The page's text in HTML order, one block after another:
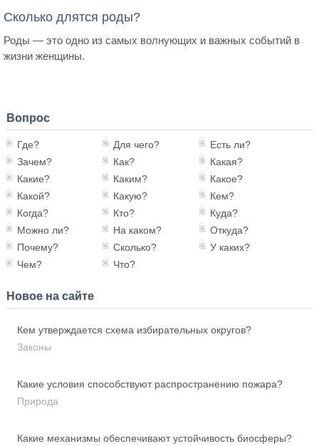
Сколько длятся роды?
Роды — это одно из самых волнующих и важных событий в
жизни женщины.
Вопрос
Где? Для чего?
Есть ли?
Зачем?
Как?
Какая?
Какие?
Каким?
Какое?
Какой?
Какую?
Кем?
Когда?
Кто?
Куда?
Можно ли?
На каком?
Откуда?
Почему?
Сколько?
У каких?
Чем?
Что?
Новое на сайте
Кем утверждается схема избирательных округов?
Законы
Какие условия способствуют распространению пожара?
Природа
Какие механизмы обеспечивают устойчивость биосферы?